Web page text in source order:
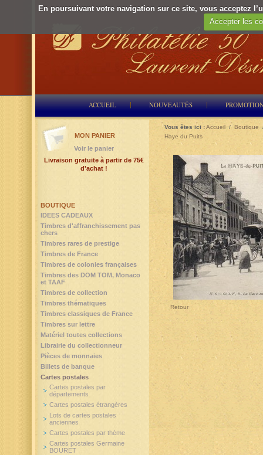
En poursuivant votre navigation sur ce site, vous acceptez
Accepter les
ACCUEIL NOUVEAUTÉS
Vous êtes ici :Accueil / Boutique
Haye du Puits
Retour
BOUTIQUE
IDEES CADEAUX
Timbres d'affranchissement pas
chers
Timbres rares de prestige
Timbres de France
Timbres de colonies françaises
Timbres des DOM TOM, Monaco
et TAAF
Timbres de collection
Timbres thématiques
Timbres classiques de France
Timbres sur lettre
Matériel toutes collections
Librairie du collectionneur
Pièces de monnaies
Billets de banque
Cartes postales
Cartes postales par
départements
Cartes postales étrangères
Lots de cartes postales
anciennes
Cartes postales par thème
Cartes postales Germaine
BOURET
MON PANIER
Voir le panier
Livraison gratuite à partir de 75€
d'achat !